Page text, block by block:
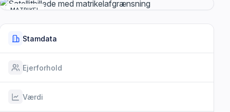
MATRIKEL
Stamdata
Ejerforhold
Værdi